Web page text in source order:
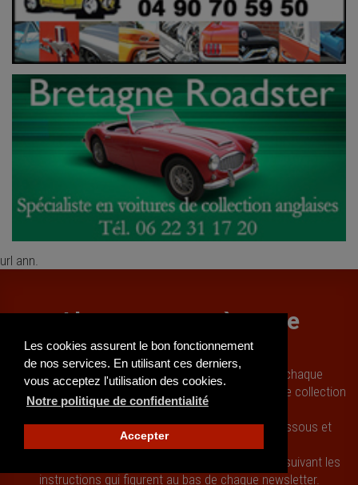
Les cookies assurent le bon fonctionnement
de nos services. En utilisant ces derniers,
vous acceptez l'utilisation des cookies.
Notre politique de confidentialité
Accepter
url ann.
Abonnez-vous à notre
newsletters
La newsletter de Classic Number vous informe chaque
semaine de l’actualité des véhicules de prestige et de collection
et des nouvelles annonces.
Pour la recevoir, indiquez votre adresse mail ci-dessous et
cliquez sur
Vous pourrez à tout moment vous désabonner en suivant les
instructions qui figurent au bas de chaque newsletter.